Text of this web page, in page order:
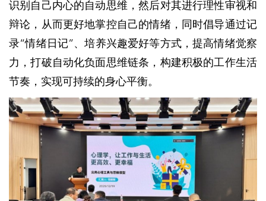
识别自己内心的自动思维，然后对其进行理性审视和
辩论，从而更好地掌控自己的情绪，同时倡导通过记
录“情绪日记”、培养兴趣爱好等方式，提高情绪觉察
力，打破自动化负面思维链条，构建积极的工作生活
节奏，实现可持续的身心平衡。